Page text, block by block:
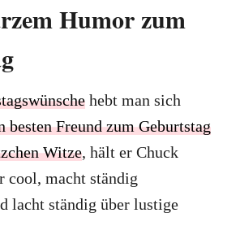
Humor zum
hebt man sich
besten Freund zum Geburtstag
Witze, hält er Chuck
cool, macht ständig
lacht ständig über lustige